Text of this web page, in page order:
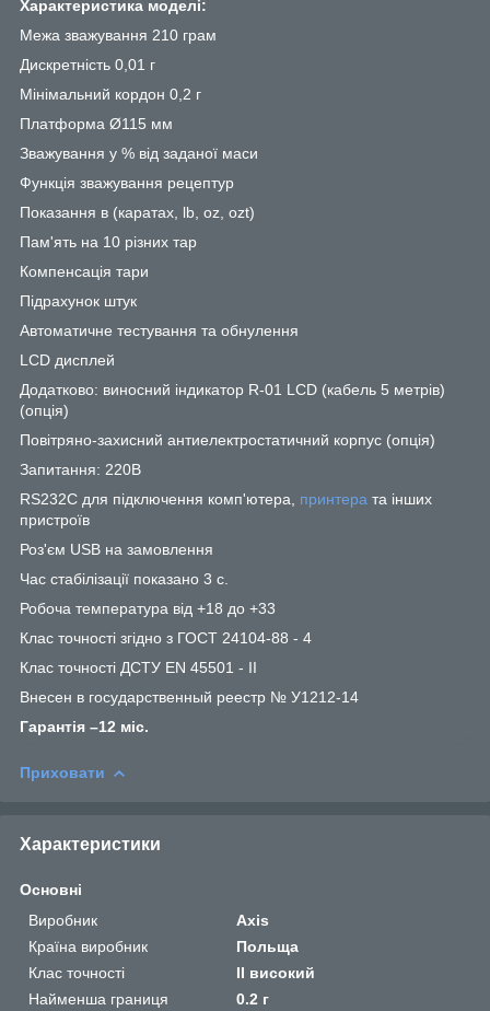
Характеристика моделі:
Межа зважування 210 грам
Дискретність 0,01 г
Мінімальний кордон 0,2 г
Платформа Ø115 мм
Зважування у % від заданої маси
Функція зважування рецептур
Показання в (каратах, lb, oz, ozt)
Пам'ять на 10 різних тар
Компенсація тари
Підрахунок штук
Автоматичне тестування та обнулення
LCD дисплей
Додатково: виносний індикатор R-01 LCD (кабель 5 метрів)
(опція)
Повітряно-захисний антиелектростатичний корпус (опція)
Запитання: 220В
RS232C для підключення комп'ютера, принтера та інших
пристроїв
Роз'єм USB на замовлення
Час стабілізації показано 3 с.
Робоча температура від +18 до +33
Клас точності згідно з ГОСТ 24104-88 - 4
Клас точності ДСТУ EN 45501 - II
Внесен в государственный реестр № У1212-14
Гарантія –12 міс.
Приховати
Характеристики
Основні
Виробник
Axis
Країна виробник
Польща
Клас точності
II високий
Найменша границя
0.2 г